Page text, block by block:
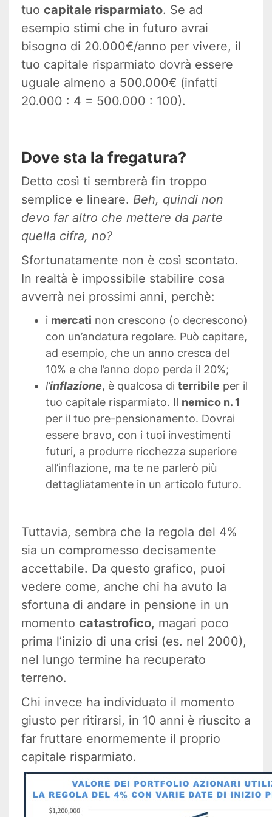
tuo capitale risparmiato. Se ad
esempio stimi che in futuro avrai
bisogno di 20.000€/anno per vivere, il
tuo capitale risparmiato dovrà essere
uguale almeno a 500.000€ (infatti
20.000 : 4 = 500.000 : 100).
Dove sta la fregatura?
Detto così ti sembrerà fin troppo
semplice e lineare. Beh, quindi non
devo far altro che mettere da parte
quella cifra, no?
Sfortunatamente non è così scontato.
In realtà è impossibile stabilire cosa
avverrà nei prossimi anni, perchè:
i mercati non crescono (o decrescono)
con un’andatura regolare. Può capitare,
ad esempio, che un anno cresca del
10% e che l’anno dopo perda il 20%;
l’inflazione, è qualcosa di terribile per il
tuo capitale risparmiato. Il nemico n. 1
per il tuo pre-pensionamento. Dovrai
essere bravo, con i tuoi investimenti
futuri, a produrre ricchezza superiore
all’inflazione, ma te ne parlerò più
dettagliatamente in un articolo futuro.
Tuttavia, sembra che la regola del 4%
sia un compromesso decisamente
accettabile. Da questo grafico, puoi
vedere come, anche chi ha avuto la
sfortuna di andare in pensione in un
momento catastrofico, magari poco
prima l’inizio di una crisi (es. nel 2000),
nel lungo termine ha recuperato
terreno.
Chi invece ha individuato il momento
giusto per ritirarsi, in 10 anni è riuscito a
far fruttare enormemente il proprio
capitale risparmiato.